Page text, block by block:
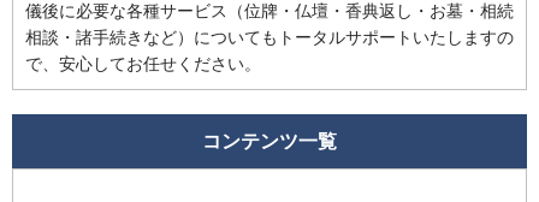
儀後に必要な各種サービス（位牌・仏壇・香典返し・お墓・相続
相談・諸手続きなど）についてもトータルサポートいたしますの
で、安心してお任せください。
コンテンツ一覧